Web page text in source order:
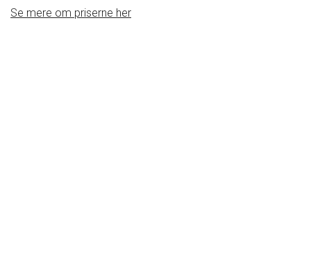
Se mere om priserne her